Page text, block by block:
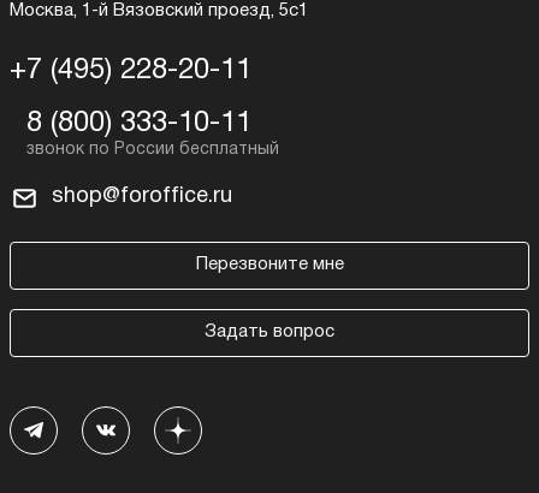
Москва, 1-й Вязовский проезд, 5с1
+7 (495) 228-20-11
8 (800) 333-10-11
shop@foroffice.ru
Перезвоните мне
Задать вопрос